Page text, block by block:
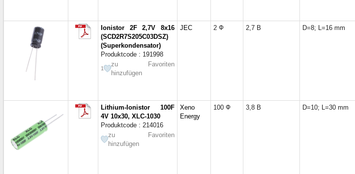
L=25 mm; D=16 mm(2)
L=30 mm; D=10 mm
10x5x12 mm
(2)
Ionistor 2F 2,7V 8x16
(SCD2R7S205C03DSZ)
(Superkondensator)
Produktcode : 191998
1
zu Favoriten
hinzufügen
JEC 2 Ф 2,7 В D=8; L=16 mm
Lithium-Ionistor 100F
4V 10x30, XLC-1030
Produktcode : 214016
zu Favoriten
hinzufügen
Xeno
Energy
100 Ф 3,8 В D=10; L=30 mm